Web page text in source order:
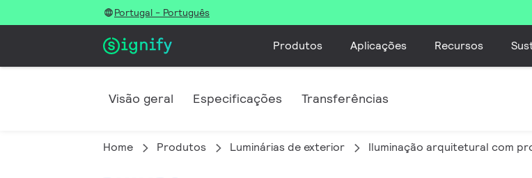
Portugal - Português
Produtos Aplicações Recursos
Visão geral Especificações Transferências
Home Produtos Luminárias de exterior Iluminação arquitetural com